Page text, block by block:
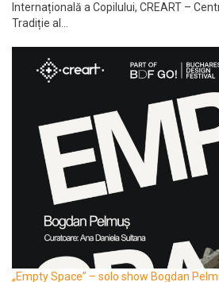
Internațională a Copilului, CREART –
Tradiție al...
„Empty Space” – solo show Bogdan